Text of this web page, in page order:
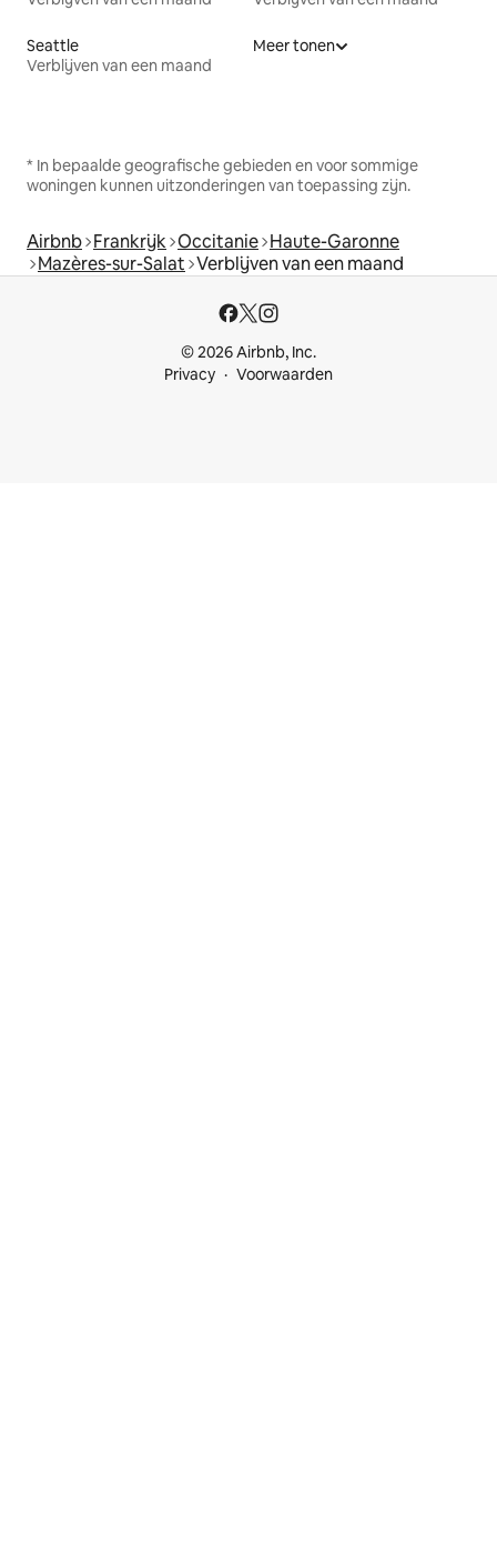
Seattle
Verblijven van een maand
Meer tonen
* In bepaalde geografische gebieden en voor sommige
woningen kunnen uitzonderingen van toepassing zijn.
Airbnb Frankrijk Occitanie Haute-Garonne
Mazères-sur-Salat Verblijven van een maand
© 2026 Airbnb, Inc.
Privacy
Voorwaarden